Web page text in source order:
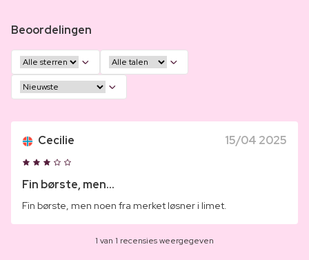
Beoordelingen
Cecilie 15/04 2025
Fin børste, men...
Fin børste, men noen fra merket løsner i limet.
1 van 1 recensies weergegeven